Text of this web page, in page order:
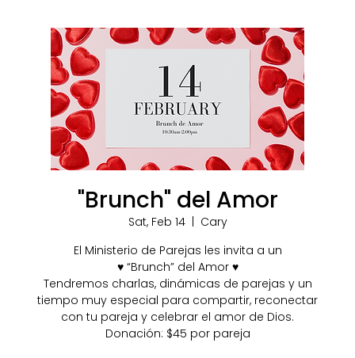
"Brunch" del Amor
Sat, Feb 14
  |
Cary
El Ministerio de Parejas les invita a un
♥️ “Brunch” del Amor ♥️
Tendremos charlas, dinámicas de parejas y un
tiempo muy especial para compartir, reconectar
con tu pareja y celebrar el amor de Dios.
Donación: $45 por pareja